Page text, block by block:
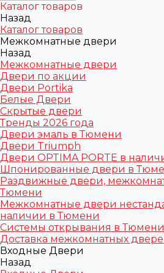
Каталог товаров
Назад
Каталог товаров
Межкомнатные двери
Назад
Межкомнатные двери
Двери по акции
Двери Portika
Белые Двери
Скрытые двери
Тренды 2026 года
Двери эмаль в Тюмени
Двери Triumph
Двери OPTIMA PORTE в
Шпонированные двери в
Раздвижные двери,
Тюмени
Межкомнатные двери
наличии в Тюмени
Системы открывания в Тюмени
Доставка межкомнатных
Входные Двери
Назад